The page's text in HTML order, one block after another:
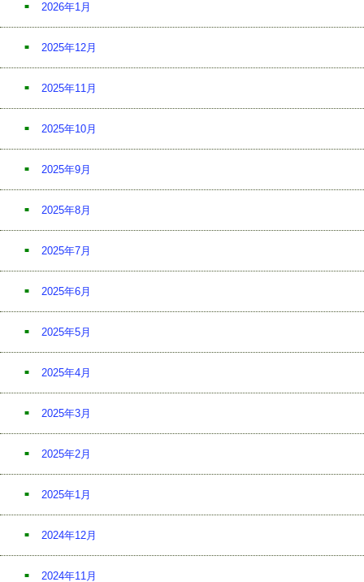
2026年1月
2025年12月
2025年11月
2025年10月
2025年9月
2025年8月
2025年7月
2025年6月
2025年5月
2025年4月
2025年3月
2025年2月
2025年1月
2024年12月
2024年11月